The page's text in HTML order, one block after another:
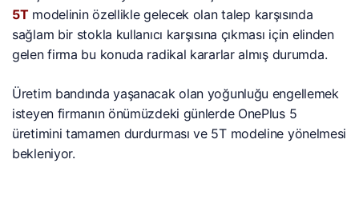
5Tmodelinin özellikle gelecek olan talep karşısında
sağlam bir stokla kullanıcı karşısına çıkması için elinden
gelen firma bu konuda radikal kararlar almış durumda.
Üretim bandında yaşanacak olan yoğunluğu engellemek
isteyen firmanın önümüzdeki günlerde OnePlus 5
üretimini tamamen durdurması ve 5T modeline yönelmesi
bekleniyor.